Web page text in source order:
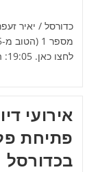
כדורסל / יאיר
לחצו כאן. 19:05: הפועל חולון (2) - הפועל…
פתיחת
בכדורסל